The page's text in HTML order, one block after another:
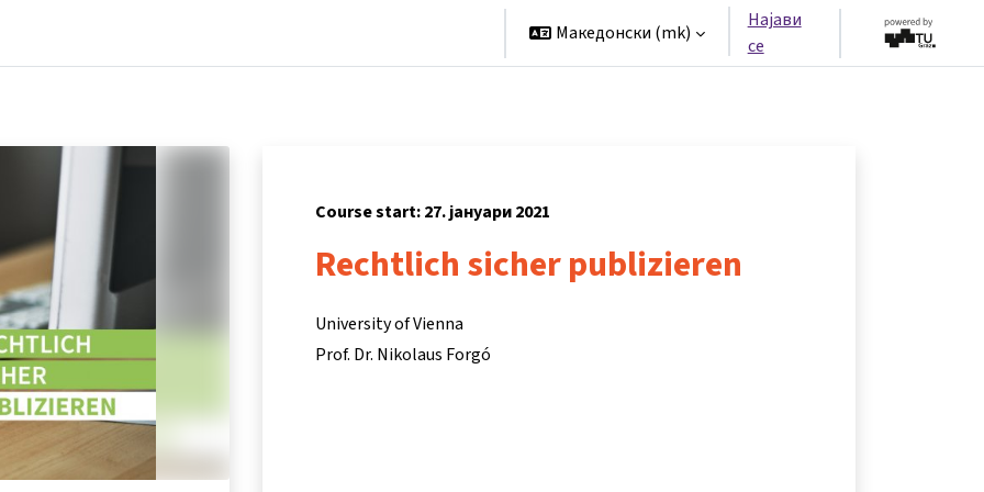
Македонски ‎(mk)‎
Најави
се
Course start: 27. јануари 2021
Rechtlich sicher publizieren
University of Vienna
Prof. Dr. Nikolaus Forgó